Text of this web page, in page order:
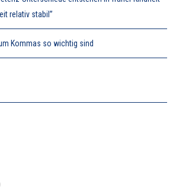
relativ stabil”
Kommas so wichtig sind